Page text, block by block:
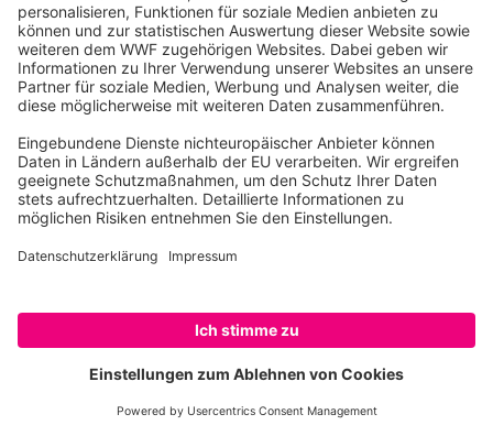
SPENDEN
Ein neuer WWF-Report zeigt: Die EU ist für 16
Prozent der globalen Tropenwaldabholzung
und Naturzerstörung verantwortlich und
überholt damit sogar Indien mit neun und die
USA mit sieben Prozent.
Mehr erfahren
Der WWF und ein EU- Gesetz zum
Stopp des EU-Beitrags zur globalen
Entwaldung.
um die Auswirkungen des Konsums in der
Europäischen Union auf die Wälder der Welt